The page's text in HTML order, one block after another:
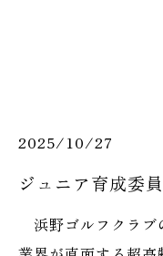
2025/10/27
ジュニア育成委
浜野ゴルフクラブ